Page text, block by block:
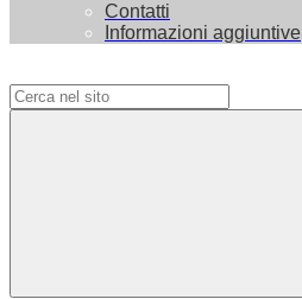
Contatti
Informazioni aggiuntive